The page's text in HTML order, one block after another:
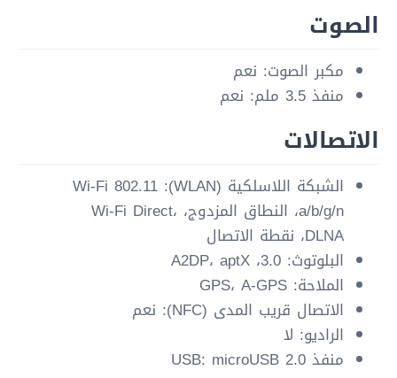
الصوت
مكبر الصوت: نعم
منفذ 3.5 ملم: نعم
الاتصالات
الشبكة اللاسلكية (WLAN): Wi-Fi 802.11
a/b/g/n، النطاق المزدوج، Wi-Fi Direct،
DLNA، نقطة الاتصال
البلوتوث: 3.0، A2DP، aptX
الملاحة: GPS، A-GPS
الاتصال قريب المدى (NFC): نعم
الراديو: لا
منفذ USB: microUSB 2.0